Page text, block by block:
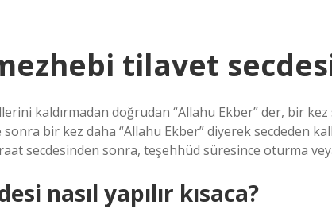
tilavet secdesi
kaldırmadan doğrudan “Allahu Ekber” der, bir
sonra bir kez daha “Allahu Ekber” diyerek secdeden
secdesinden sonra, teşehhüd süresince oturma
nasıl yapılır kısaca?